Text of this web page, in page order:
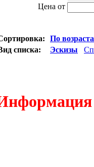
Цена от
По
списка:
Эскизы